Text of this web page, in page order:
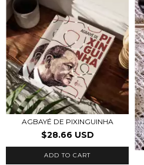
AGBAYÉ DE PIXINGUINHA
$28.66 USD